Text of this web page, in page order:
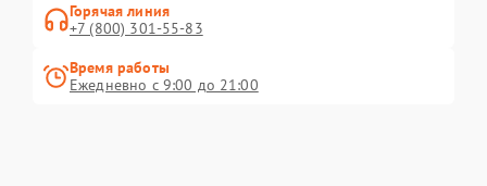
Горячая линия
+7 (800) 301-55-83
Время работы
Ежедневно с 9:00 до 21:00